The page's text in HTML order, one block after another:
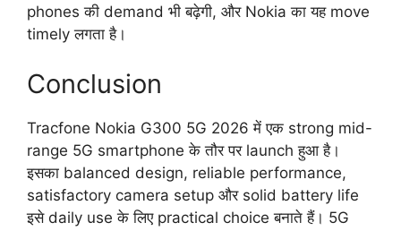
phones की demand भी बढ़ेगी, और Nokia का यह move
timely लगता है।
Conclusion
Tracfone Nokia G300 5G 2026 में एक strong mid-
range 5G smartphone के तौर पर launch हुआ है।
इसका balanced design, reliable performance,
satisfactory camera setup और solid battery life
इसे daily use के लिए practical choice बनाते हैं। 5G